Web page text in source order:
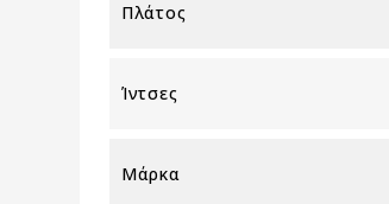
Πλάτος
Ίντσες
Μάρκα